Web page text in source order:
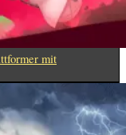
mit